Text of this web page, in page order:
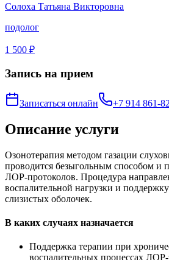
Солоха Татьяна Викторовна
подолог
1 500 ₽
Запись на прием
Записаться онлайн +7 914 861-
Описание услуги
Озонотерапия методом газации
проводится безыгольным способом и
ЛОР-протоколов. Процедура
воспалительной нагрузки и
слизистых оболочек.
В каких случаях назначается
Поддержка терапии при
воспалительных процессах